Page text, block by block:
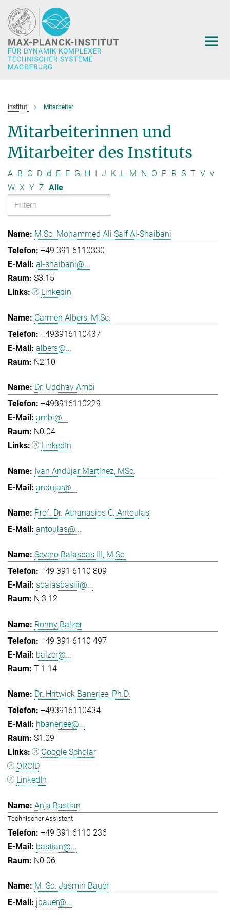
Hauptinhalt
Institut Mitarbeiter
Mitarbeiterinnen und
Mitarbeiter des Instituts
A B C D d E F G H I J K L M N O P R S T V v
W X Y Z Alle
M.Sc. Mohammed Ali Saif Al-Shaibani
+49 391 6110330
al-shaibani@...
S3.15
Linkedin
Carmen Albers, M.Sc.
+493916110437
albers@...
N2.10
Dr. Uddhav Ambi
+493916110229
ambi@...
N0.04
LinkedIn
Ivan Andújar Martínez, MSc.
andujar@...
Prof. Dr. Athanasios C. Antoulas
antoulas@...
Severo Balasbas III, M.Sc.
+49 391 6110 809
sbalasbasiii@...
N 3.12
Ronny Balzer
+49 391 6110 497
balzer@...
T 1.14
Dr. Hritwick Banerjee, Ph.D.
+493916110434
hbanerjee@...
S1.09
Google Scholar
ORCID
LinkedIn
Anja Bastian
Technischer Assistent
+49 391 6110 236
bastian@...
N0.06
M. Sc. Jasmin Bauer
jbauer@...